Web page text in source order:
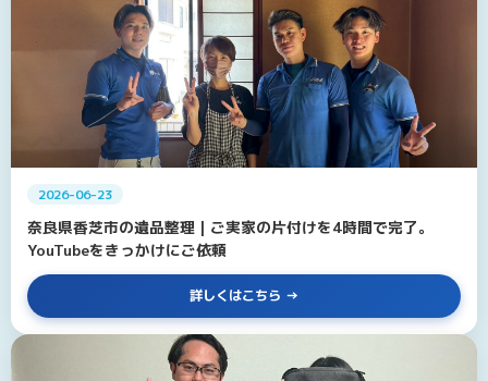
2026-06-23
奈良県香芝市の遺品整理｜ご実家の片付けを4時間で完了。
YouTubeをきっかけにご依頼
詳しくはこちら